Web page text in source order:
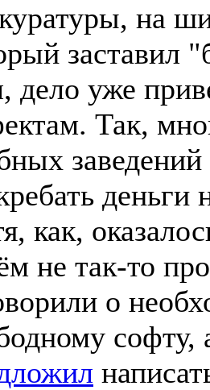
на
заставил
дело уже
Так,
как,
не так-то
о
софту,